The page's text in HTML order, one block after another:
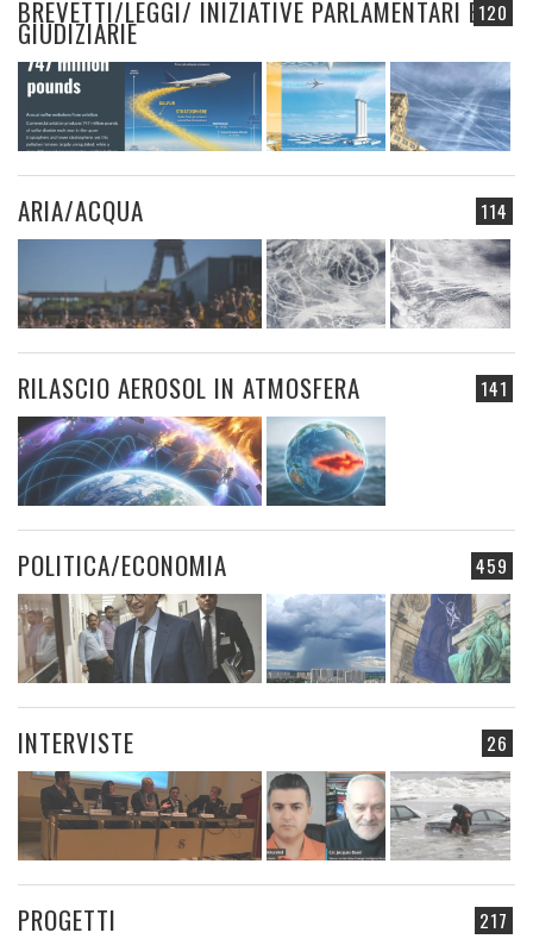
120
BREVETTI/LEGGI/ INIZIATIVE PARLAMENTARI E
GIUDIZIARIE
114
ARIA/ACQUA
141
RILASCIO AEROSOL IN ATMOSFERA
459
POLITICA/ECONOMIA
26
INTERVISTE
217
PROGETTI